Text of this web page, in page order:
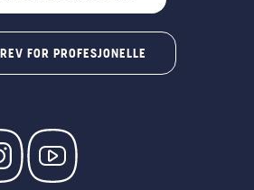
FOR PROFESJONELLE